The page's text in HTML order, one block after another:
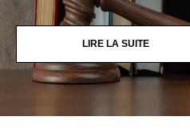
LIRE LA SUITE